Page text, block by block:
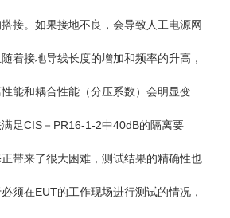
接。如果接地不良，会导致人工电源网
着接地导线长度的增加和频率的升高，
能和耦合性能（分压系数）会明显变
足CIS－PR16-1-2中40dB的隔离要
带来了很大困难，测试结果的精确性也
须在EUT的工作现场进行测试的情况，